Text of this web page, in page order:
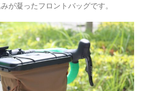
が凝ったフロントバッグです。